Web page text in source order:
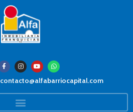
contacto@alfabarriocapital.com